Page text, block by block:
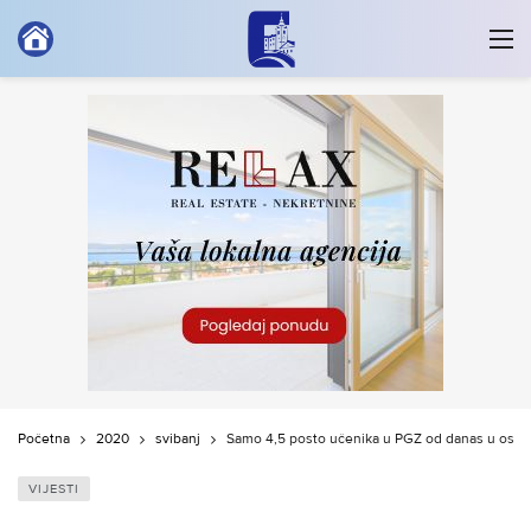
Početna 2020 svibanj Samo 4,5 posto učenika u PGŽ od danas u
VIJESTI